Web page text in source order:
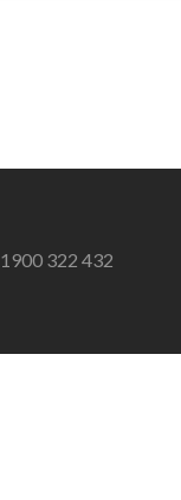
1900 322 432